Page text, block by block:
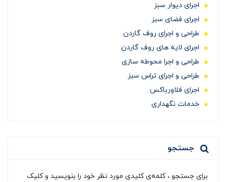
اجرای دیوار سبز
اجرای فضای سبز
طراحی و اجرای روف گاردن
اجرای لایه های روف گاردن
طراحی و اجرا محوطه سازی
طراحی و اجرای تراس سبز
اجرای فلاورباکس
خدمات نگهداری
جستجو
برای جستجو ، کلمه‌ی کلیدی مورد نظر خود را بنویسید و کلیک